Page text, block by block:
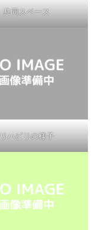
共同スペース
リハビリの様子